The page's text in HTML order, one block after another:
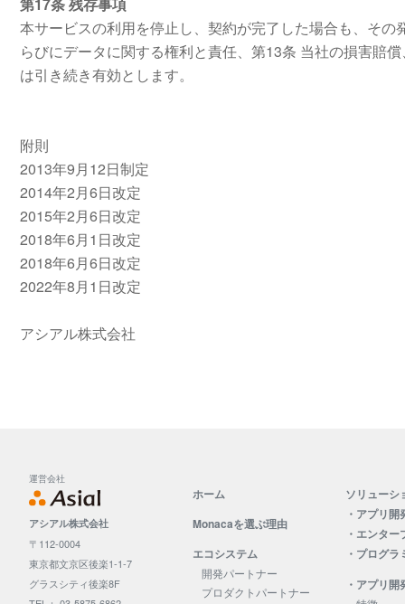
本サービスの利用を停止し、契約が完了した場合も、そ
らびにデータに関する権利と責任、第13条 当社の損害賠
は引き続き有効とします。
附則
2013年9月12日制定
2014年2月6日改定
2015年2月6日改定
2018年6月1日改定
2018年6月6日改定
2022年8月1日改定
アシアル株式会社
運営会社
アシアル株式会社
〒112-0004
東京都文京区後楽1-1-7
グラスシティ後楽8F
ホーム
Monacaを選ぶ理由
エコシステム
開発パートナー
プロダクトパートナー
ソリューシ
・ アプリ開
・ エンター
・ プログラ
・ アプリ開